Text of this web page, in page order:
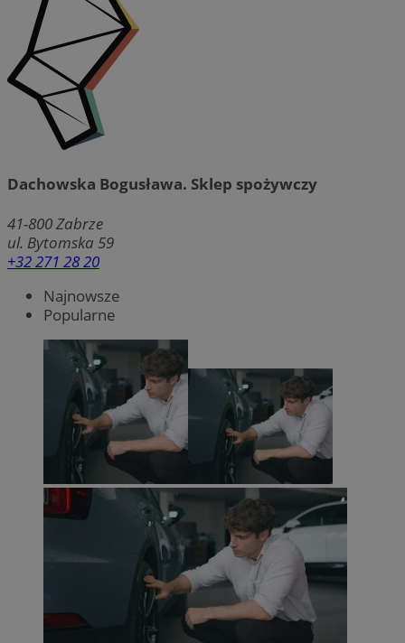
Dachowska Bogusława. Sklep spożywczy
41-800Zabrze
ul. Bytomska 59
+32 271 28 20
Najnowsze
Popularne